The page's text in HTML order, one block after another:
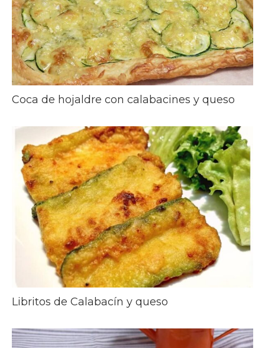
Coca de hojaldre con calabacines y queso
Libritos de Calabacín y queso